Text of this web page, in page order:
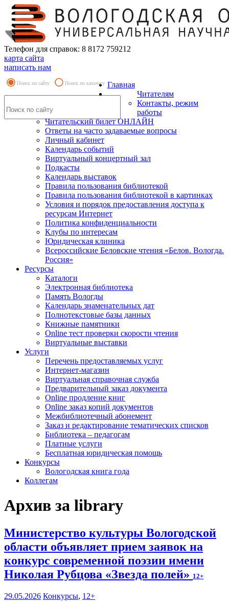
Телефон для справок: 8 8172 759212
карта сайта
написать нам
Поиск по сайту Поиск по каталогу Главная
Читателям
Контакты, режим
работы
Читательский билет ОНЛАЙН
Ответы на часто задаваемые вопросы
Личный кабинет
Календарь событий
Виртуальный концертный зал
Подкасты
Календарь выставок
Правила пользования библиотекой
Правила пользования библиотекой в картинках
Условия и порядок предоставления доступа к
ресурсам Интернет
Политика конфиденциальности
Клубы по интересам
Юридическая клиника
Всероссийские Беловские чтения «Белов. Вологда.
Россия»
Ресурсы
Каталоги
Электронная библиотека
Память Вологды
Календарь знаменательных дат
Полнотекстовые базы данных
Книжные памятники
Online тест проверки скорости чтения
Виртуальные выставки
Услуги
Перечень предоставляемых услуг
Интернет-магазин
Виртуальная справочная служба
Предварительный заказ документа
Online продление книг
Online заказ копий документов
Межбиблиотечный абонемент
Заказ и редактирование тематических списков
Библиотека – педагогам
Платные услуги
Бесплатная юридическая помощь
Конкурсы
Вологодская книга года
Коллегам
Архив за library
Министерство культуры Вологодской
области объявляет прием заявок на
конкурс современной поэзии имени
Николая Рубцова «Звезда полей» 12+
29.05.2026 Конкурсы, 12+